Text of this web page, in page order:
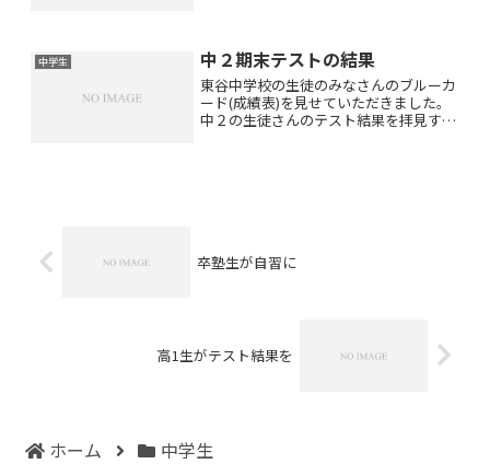
しい教科書中学３年生では...
中学生 中２期末テストの結果
東谷中学校の生徒のみなさんのブルーカ
ード(成績表)を見せていただきました。
中２の生徒さんのテスト結果を拝見する
卒塾生が自習に
高1生がテスト結果を
ホーム 中学生